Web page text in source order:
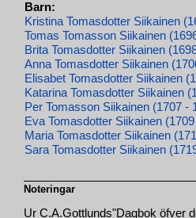
Barn:
Kristina Tomasdotter Siikainen
Tomas Tomasson Siikainen
Brita Tomasdotter Siikainen
Anna Tomasdotter Siikainen
Elisabet Tomasdotter Siikainen
Katarina Tomasdotter Siikainen
Per Tomasson Siikainen (1707 -
Eva Tomasdotter Siikainen
Maria Tomasdotter Siikainen
Sara Tomasdotter Siikainen
Noteringar
Ur C.A.Gottlunds"Dagbok öfver